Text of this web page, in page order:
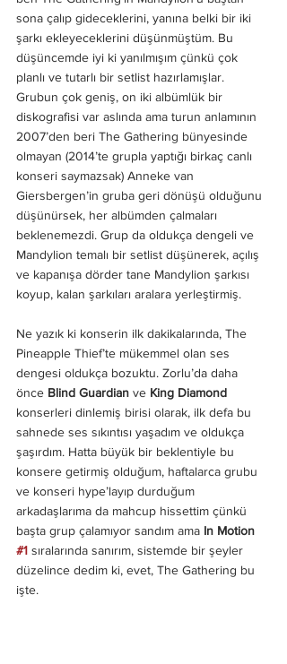
sona çalıp gideceklerini, yanına belki bir iki
şarkı ekleyeceklerini düşünmüştüm. Bu
düşüncemde iyi ki yanılmışım çünkü çok
planlı ve tutarlı bir setlist hazırlamışlar.
Grubun çok geniş, on iki albümlük bir
diskografisi var aslında ama turun anlamının
2007’den beri The Gathering bünyesinde
olmayan (2014’te grupla yaptığı birkaç canlı
konseri saymazsak) Anneke van
Giersbergen’in gruba geri dönüşü olduğunu
düşünürsek, her albümden çalmaları
beklenemezdi. Grup da oldukça dengeli ve
Mandylion temalı bir setlist düşünerek, açılış
ve kapanışa dörder tane Mandylion şarkısı
koyup, kalan şarkıları aralara yerleştirmiş.
Ne yazık ki konserin ilk dakikalarında, The
Pineapple Thief’te mükemmel olan ses
dengesi oldukça bozuktu. Zorlu’da daha
önce Blind Guardian ve King Diamond
konserleri dinlemiş birisi olarak, ilk defa bu
sahnede ses sıkıntısı yaşadım ve oldukça
şaşırdım. Hatta büyük bir beklentiyle bu
konsere getirmiş olduğum, haftalarca grubu
ve konseri hype’layıp durduğum
arkadaşlarıma da mahcup hissettim çünkü
başta grup çalamıyor sandım ama In Motion
#1 sıralarında sanırım, sistemde bir şeyler
düzelince dedim ki, evet, The Gathering bu
işte.